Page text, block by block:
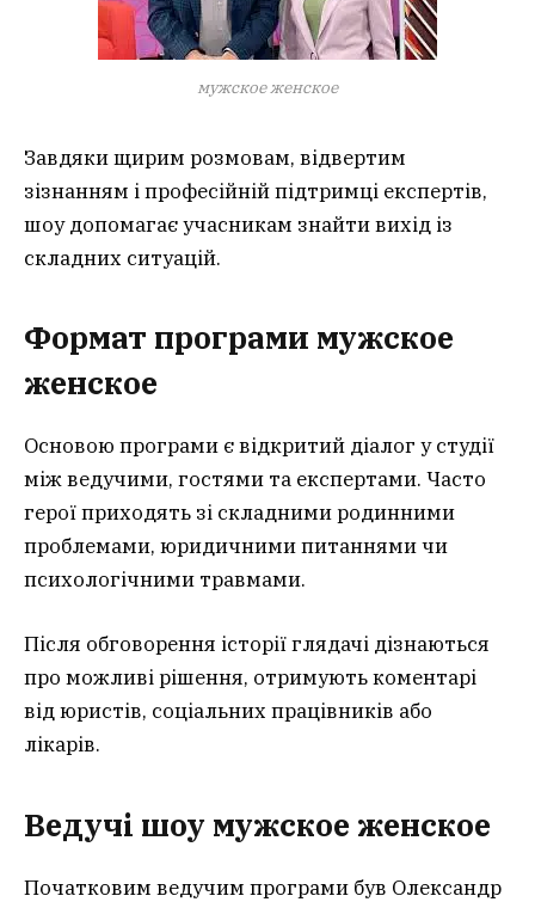
мужское женское
Завдяки щирим розмовам, відвертим
зізнанням і професійній підтримці експертів,
шоу допомагає учасникам знайти вихід із
складних ситуацій.
Формат програми мужское
женское
Основою програми є відкритий діалог у студії
між ведучими, гостями та експертами. Часто
герої приходять зі складними родинними
проблемами, юридичними питаннями чи
психологічними травмами.
Після обговорення історії глядачі дізнаються
про можливі рішення, отримують коментарі
від юристів, соціальних працівників або
лікарів.
Ведучі шоу мужское женское
Початковим ведучим програми був Олександр